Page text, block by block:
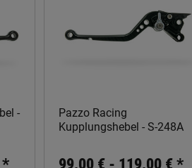
-
*
Pazzo Racing
Kupplungshebel - S-248A
99,00 € - 119,00 €*